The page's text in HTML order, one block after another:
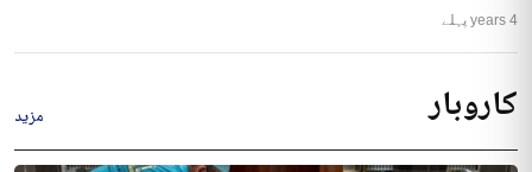
4 years پہلے
کاروبار مزید